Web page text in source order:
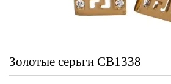
Золотые серьги СВ1338